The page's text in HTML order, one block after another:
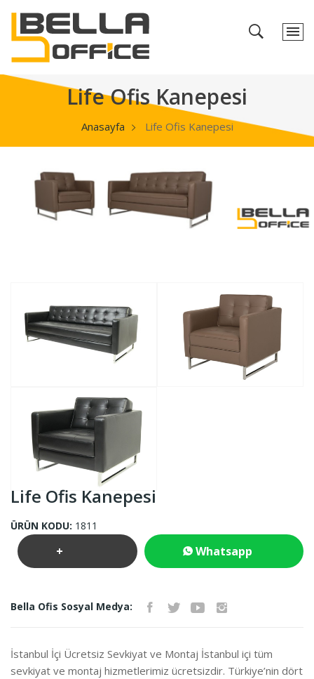
Life Ofis Kanepesi
Anasayfa Life Ofis Kanepesi
Life Ofis Kanepesi
ÜRÜN KODU: 1811
+ Whatsapp
Bella Ofis Sosyal Medya:
İstanbul İçi Ücretsiz Sevkiyat ve Montaj İstanbul içi tüm
sevkiyat ve montaj hizmetlerimiz ücretsizdir. Türkiye’nin dört